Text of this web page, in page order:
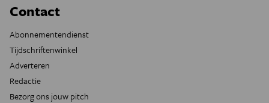
Contact
Abonnementendienst
Tijdschriftenwinkel
Adverteren
Redactie
Bezorg ons jouw pitch